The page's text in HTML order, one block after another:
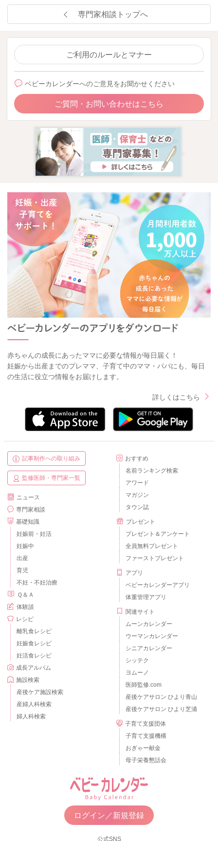
専門家相談トップへ
ご利用のルールとマナー
ベビーカレンダーへのご意見をお聞かせください
ご質問・お問い合わせはこちら
赤ちゃんの成長にあったママに必要な情報が毎日届く！
妊娠から出産までのプレママ、子育て中のママ・パパにも、毎日
の生活に役立つ情報をお届けします。
詳しくはこちら
記事制作への取り組み
監修医師・専門家一覧
ニュース
専門家相談
基礎知識
妊娠前・妊活
妊娠中
出産
育児
不妊・不妊治療
Ｑ＆Ａ
体験談
レシピ
離乳食レシピ
妊娠食レシピ
妊活食レシピ
成長アルバム
施設検索
産後ケア施設検索
産婦人科検索
婦人科検索
おすすめ
名前ランキング検索
アワード
マガジン
タウン誌
プレゼント
プレゼント＆アンケート
全員無料プレゼント
ファーストプレゼント
アプリ
ベビーカレンダーアプリ
体重管理アプリ
関連サイト
ムーンカレンダー
ウーマンカレンダー
シニアカレンダー
シッテク
ヨムーノ
医師監修.com
産後ケアサロン ひより青山
産後ケアサロン ひより芝浦
子育て支援団体
子育て支援機構
おぎゃー献金
母子栄養懇話会
ログイン／新規登録
公式SNS